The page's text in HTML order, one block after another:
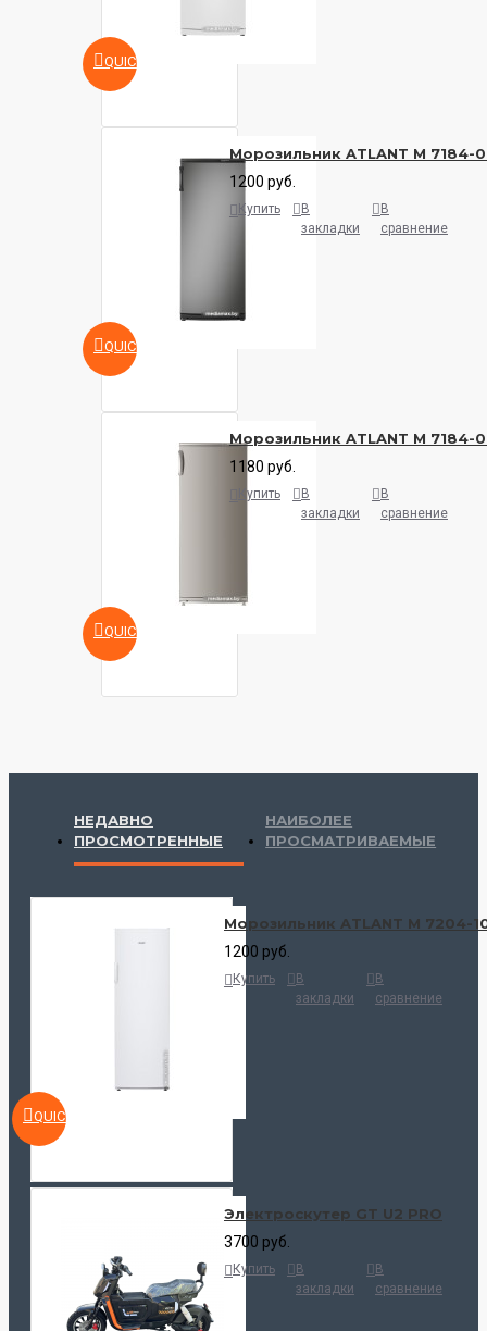
QUICKVIEW
QUICKVIEW
Морозильник ATLANT М 7184-
1200 руб.
Купить
В
закладки
В
сравнение
QUICKVIEW
Морозильник ATLANT М 7184-
1180 руб.
Купить
В
закладки
В
сравнение
НЕДАВНО
ПРОСМОТРЕННЫЕ
НАИБОЛЕЕ
ПРОСМАТРИВАЕМЫЕ
QUICKVIEW
Морозильник ATLANT М 7204-
1200 руб.
Купить
В
закладки
В
сравнение
Электроскутер GT U2 PRO
3700 руб.
Купить
В
закладки
В
сравнение